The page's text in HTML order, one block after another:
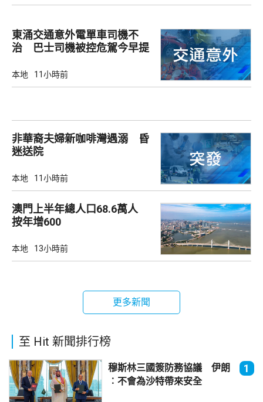
東涌交通意外電單車司機不
治 巴士司機被控危駕今早提
本地 11小時前
非華裔夫婦新咖啡灣遇溺 昏
迷送院
本地 11小時前
澳門上半年總人口68.6萬人
按年增600
本地 13小時前
更多新聞
至 Hit 新聞排行榜
穆斯林三國簽防務協議 伊朗
︰不會為沙特帶來安全
1